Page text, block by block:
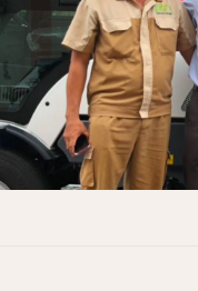
| Hbarber
rác trên sông
lý rác | STG
Thư viện